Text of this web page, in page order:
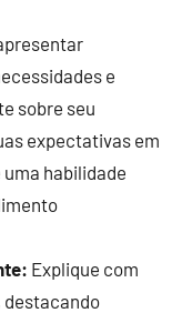
e
sobre seu
expectativas em
habilidade
Explique com
destacando